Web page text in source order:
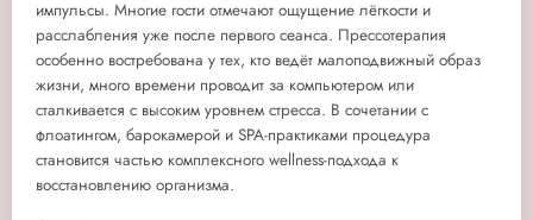
импульсы. Многие гости отмечают ощущение лёгкости и
расслабления уже после первого сеанса. Прессотерапия
особенно востребована у тех, кто ведёт малоподвижный образ
жизни, много времени проводит за компьютером или
сталкивается с высоким уровнем стресса. В сочетании с
флоатингом, барокамерой и SPA-практиками процедура
становится частью комплексного wellness-подхода к
восстановлению организма.